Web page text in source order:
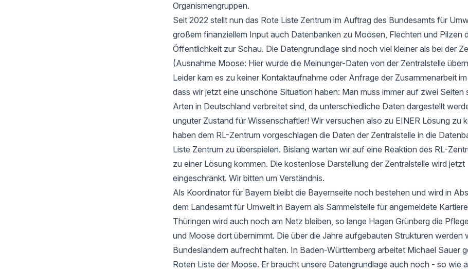
Organismengruppen.
Seit 2022 stellt nun das Rote Liste Zentrum im Auftrag des Bundesamts für
großem finanziellem Input auch Datenbanken zu Moosen, Flechten und Pilzen
Öffentlichkeit zur Schau. Die Datengrundlage sind noch viel kleiner als bei der
(Ausnahme Moose: Hier wurde die Meinunger-Daten von der Zentralstelle
Leider kam es zu keiner Kontaktaufnahme oder Anfrage der Zusammenarbeit
dass wir jetzt eine unschöne Situation haben: Man muss immer auf zwei Seiten
Arten in Deutschland verbreitet sind, da unterschiedliche Daten dargestellt
unguter Zustand für Wissenschaftler! Wir versuchen also zu EINER Lösung zu
haben dem RL-Zentrum vorgeschlagen die Daten der Zentralstelle in die
Liste Zentrum zu überspielen. Bislang warten wir auf eine Reaktion des RL-
zu einer Lösung kommen. Die kostenlose Darstellung der Zentralstelle wird jetzt
eingeschränkt. Wir bitten um Verständnis.
Als Koordinator für Bayern bleibt die Bayernseite noch bestehen und wird in
dem Landesamt für Umwelt in Bayern als Sammelstelle für angemeldete
Thüringen wird auch noch am Netz bleiben, so lange Hagen Grünberg die
und Moose dort übernimmt. Die über die Jahre aufgebauten Strukturen werden
Bundesländern aufrecht halten. In Baden-Württemberg arbeitet Michael Sauer
Roten Liste der Moose. Er braucht unsere Datengrundlage auch noch - so wie